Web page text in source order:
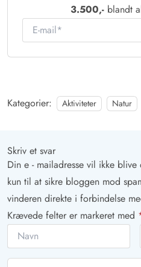
3.500,- blandt
E-mail
Kategorier: Aktiviteter Natur
Skriv et svar
Din e - mailadresse vil ikke
kun til at sikre bloggen mod
vinderen direkte i forbindelse
Krævede felter er markeret med